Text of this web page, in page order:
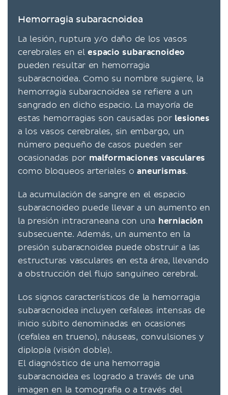
Hemorragia subaracnoidea
La lesión, ruptura y/o daño de los vasos
cerebrales en elespacio subaracnoideo
pueden resultar en hemorragia
subaracnoidea. Como su nombre sugiere, la
hemorragia subaracnoidea se refiere a un
sangrado en dicho espacio. La mayoría de
estas hemorragias son causadas por lesiones
a los vasos cerebrales, sin embargo, un
número pequeño de casos pueden ser
ocasionadas por malformaciones vasculares
como bloqueos arteriales o aneurismas.
La acumulación de sangre en el espacio
subaracnoideo puede llevar a un aumento en
la presión intracraneana con una herniación
subsecuente. Además, un aumento en la
presión subaracnoidea puede obstruir a las
estructuras vasculares en esta área, llevando
a obstrucción del flujo sanguíneo cerebral.
Los signos característicos de la hemorragia
subaracnoidea incluyen cefaleas intensas de
inicio súbito denominadas en ocasiones
(cefalea en trueno), náuseas, convulsiones y
diplopía (visión doble).
El diagnóstico de una hemorragia
subaracnoidea es logrado a través de una
imagen en la tomografía o a través del